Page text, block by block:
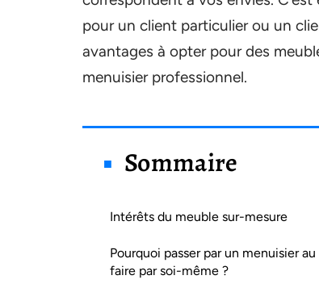
pour un client particulier ou un
avantages à opter pour des
menuisier professionnel.
Sommaire
Intérêts du meuble sur-mesure
Pourquoi passer par un menuisier
faire par soi-même ?